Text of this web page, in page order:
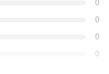
0
0
0
0